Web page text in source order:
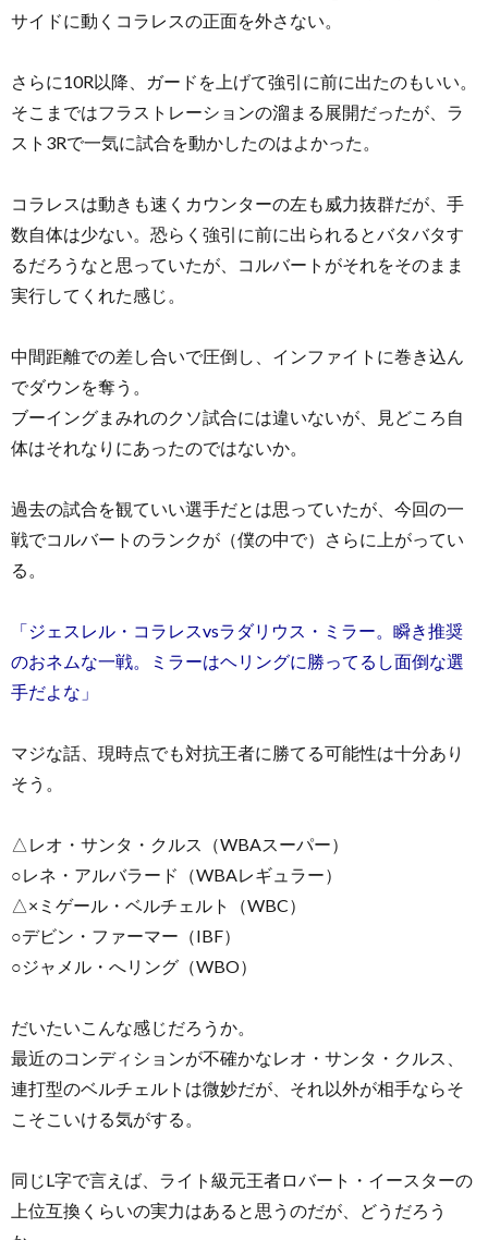
サイドに動くコラレスの正面を外さない。
さらに10R以降、ガードを上げて強引に前に出たのもいい。
そこまではフラストレーションの溜まる展開だったが、ラ
スト3Rで一気に試合を動かしたのはよかった。
コラレスは動きも速くカウンターの左も威力抜群だが、手
数自体は少ない。恐らく強引に前に出られるとバタバタす
るだろうなと思っていたが、コルバートがそれをそのまま
実行してくれた感じ。
中間距離での差し合いで圧倒し、インファイトに巻き込ん
でダウンを奪う。
ブーイングまみれのクソ試合には違いないが、見どころ自
体はそれなりにあったのではないか。
過去の試合を観ていい選手だとは思っていたが、今回の一
戦でコルバートのランクが（僕の中で）さらに上がってい
る。
「ジェスレル・コラレスvsラダリウス・ミラー。瞬き推奨
のおネムな一戦。ミラーはヘリングに勝ってるし面倒な選
手だよな」
マジな話、現時点でも対抗王者に勝てる可能性は十分あり
そう。
△レオ・サンタ・クルス（WBAスーパー）
○レネ・アルバラード（WBAレギュラー）
△×ミゲール・ベルチェルト（WBC）
○デビン・ファーマー（IBF）
○ジャメル・へリング（WBO）
だいたいこんな感じだろうか。
最近のコンディションが不確かなレオ・サンタ・クルス、
連打型のベルチェルトは微妙だが、それ以外が相手ならそ
こそこいける気がする。
同じL字で言えば、ライト級元王者ロバート・イースターの
上位互換くらいの実力はあると思うのだが、どうだろう